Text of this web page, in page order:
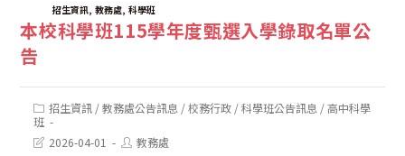
TAGS:招生資訊, 教務處, 科學班
本校科學班115學年度甄選入學錄取名單公
告
Post
category:
招生資訊 / 教務處公告訊息 / 校務行政 / 科學班公告訊息 / 高中科學
班
Post2026-04-01
Post教務處